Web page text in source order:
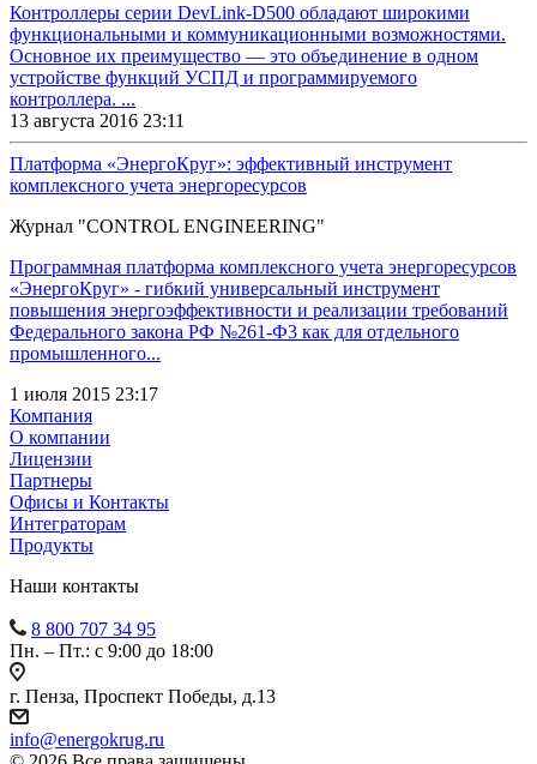
Контроллеры серии DevLink-D500 обладают широкими
функциональными и коммуникационными возможностями.
Основное их преимущество — это объединение в одном
устройстве функций УСПД и программируемого
контроллера. ...
13 августа 2016 23:11
Платформа «ЭнергоКруг»: эффективный инструмент
комплексного учета энергоресурсов
Журнал "CONTROL ENGINEERING"
Программная платформа комплексного учета энергоресурсов
«ЭнергоКруг» - гибкий универсальный инструмент
повышения энергоэффективности и реализации требований
Федерального закона РФ №261-Ф3 как для отдельного
промышленного...
1 июля 2015 23:17
Компания
О компании
Лицензии
Партнеры
Офисы и Контакты
Интеграторам
Продукты
Наши контакты
8 800 707 34 95
Пн. – Пт.: с 9:00 до 18:00
г. Пенза, Проспект Победы, д.13
info@energokrug.ru